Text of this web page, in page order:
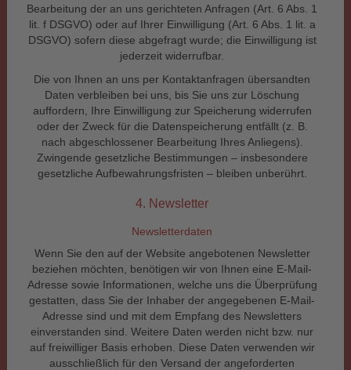
Bearbeitung der an uns gerichteten Anfragen (Art. 6 Abs. 1
lit. f DSGVO) oder auf Ihrer Einwilligung (Art. 6 Abs. 1 lit. a
DSGVO) sofern diese abgefragt wurde; die Einwilligung ist
jederzeit widerrufbar.
Die von Ihnen an uns per Kontaktanfragen übersandten
Daten verbleiben bei uns, bis Sie uns zur Löschung
auffordern, Ihre Einwilligung zur Speicherung widerrufen
oder der Zweck für die Datenspeicherung entfällt (z. B.
nach abgeschlossener Bearbeitung Ihres Anliegens).
Zwingende gesetzliche Bestimmungen – insbesondere
gesetzliche Aufbewahrungsfristen – bleiben unberührt.
4. Newsletter
Newsletterdaten
Wenn Sie den auf der Website angebotenen Newsletter
beziehen möchten, benötigen wir von Ihnen eine E-Mail-
Adresse sowie Informationen, welche uns die Überprüfung
gestatten, dass Sie der Inhaber der angegebenen E-Mail-
Adresse sind und mit dem Empfang des Newsletters
einverstanden sind. Weitere Daten werden nicht bzw. nur
auf freiwilliger Basis erhoben. Diese Daten verwenden wir
ausschließlich für den Versand der angeforderten